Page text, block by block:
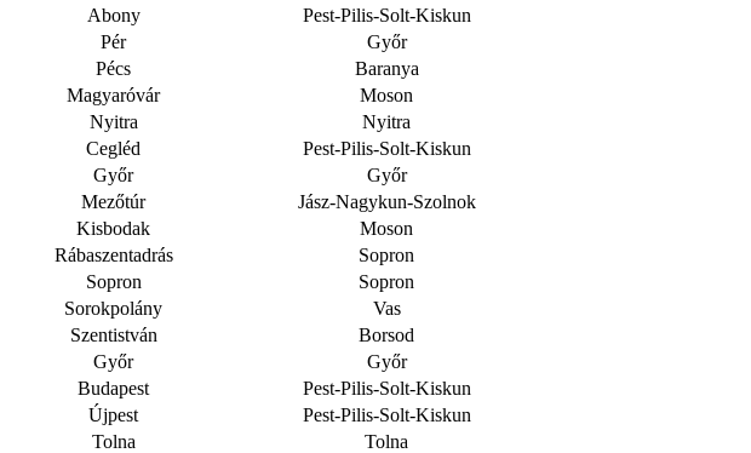
Abony
Pest-Pilis-Solt-Kiskun
Pér
Győr
Pécs
Baranya
Magyaróvár
Moson
Nyitra
Nyitra
Cegléd Pest-Pilis-Solt-Kiskun
Győr
Győr
Mezőtúr
Jász-Nagykun-Szolnok
Kisbodak
Moson
Rábaszentadrás
Sopron
Sopron
Sopron
Sorokpolány
Vas
Szentistván
Borsod
Győr
Győr
Budapest Pest-Pilis-Solt-Kiskun
Újpest Pest-Pilis-Solt-Kiskun
Tolna
Tolna